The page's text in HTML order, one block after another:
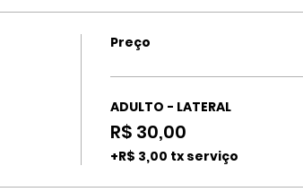
Preço
ADULTO - LATERAL
R$ 30,00
+R$ 3,00 tx serviço